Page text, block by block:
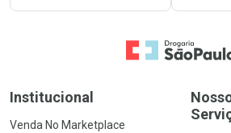
Ir para a Home
Institucional
Venda No Marketplace